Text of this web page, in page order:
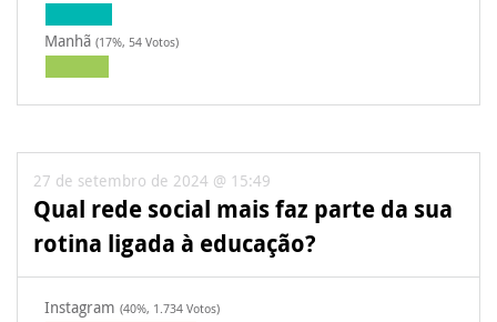
Manhã (17%, 54 Votos)
27 de setembro de 2024 @ 15:49
Qual rede social mais faz parte da sua
rotina ligada à educação?
Instagram (40%, 1.734 Votos)